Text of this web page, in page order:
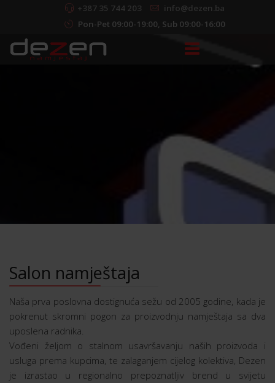
+387 35 744 203
info@dezen.ba
Pon-Pet 09:00-19:00, Sub 09:00-16:00
Salon namještaja
Naša prva poslovna dostignuća sežu od 2005 godine, kada je
pokrenut skromni pogon za proizvodnju namještaja sa dva
uposlena radnika.
Vođeni željom o stalnom usavršavanju naših proizvoda i
usluga prema kupcima, te zalaganjem cijelog kolektiva, Dezen
je izrastao u regionalno prepoznatljiv brend u svijetu